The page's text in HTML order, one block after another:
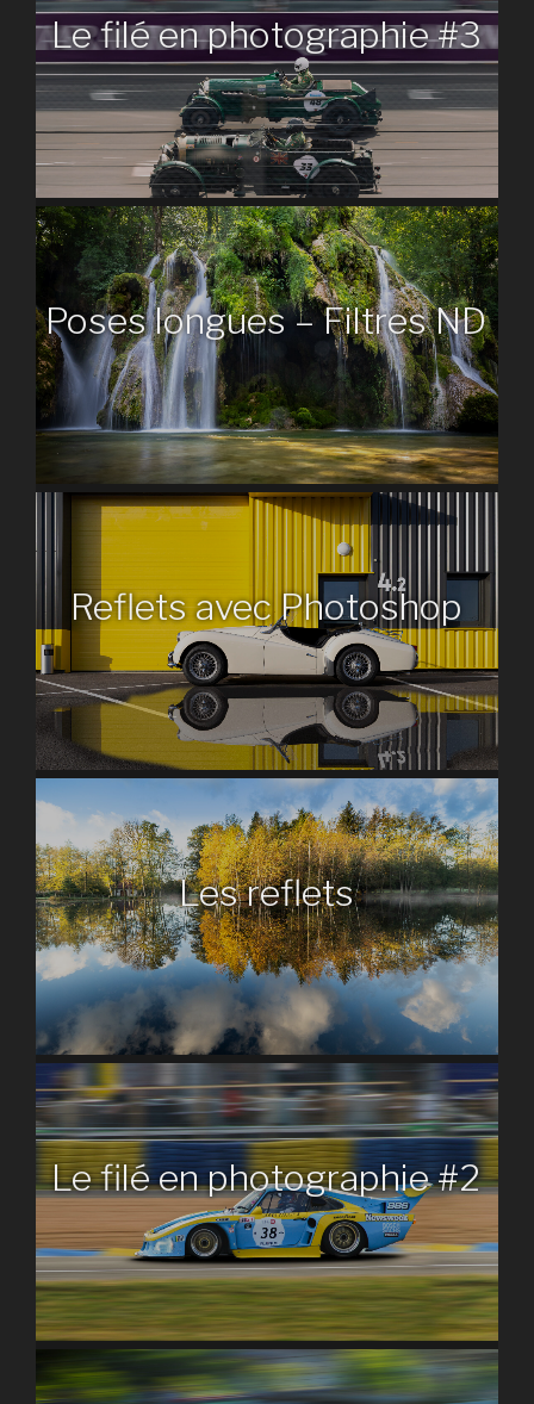
Le filé en photographie #3
Poses longues – Filtres ND
Reflets avec Photoshop
Les reflets
Le filé en photographie #2